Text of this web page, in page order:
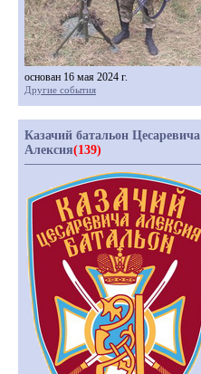
основан 16 мая 2024 г.
Другие события
Казачий батальон Цесаревича
Алексия(139)